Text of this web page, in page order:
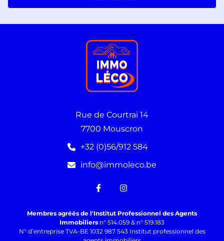
Rue de Courtrai 14
7700 Mouscron
+32 (0)56/912 584
info@immoleco.be
Membres agréés de l'Institut Professionnel des Agents
Immobiliers n° 514.059 & n° 519.183
N° d’entreprise TVA-BE 1032 987 543 Institut professionnel des